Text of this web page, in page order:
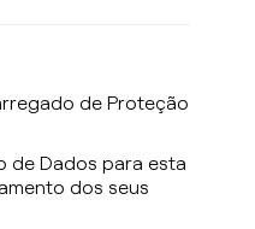
de Proteção
de Dados para esta
dos seus